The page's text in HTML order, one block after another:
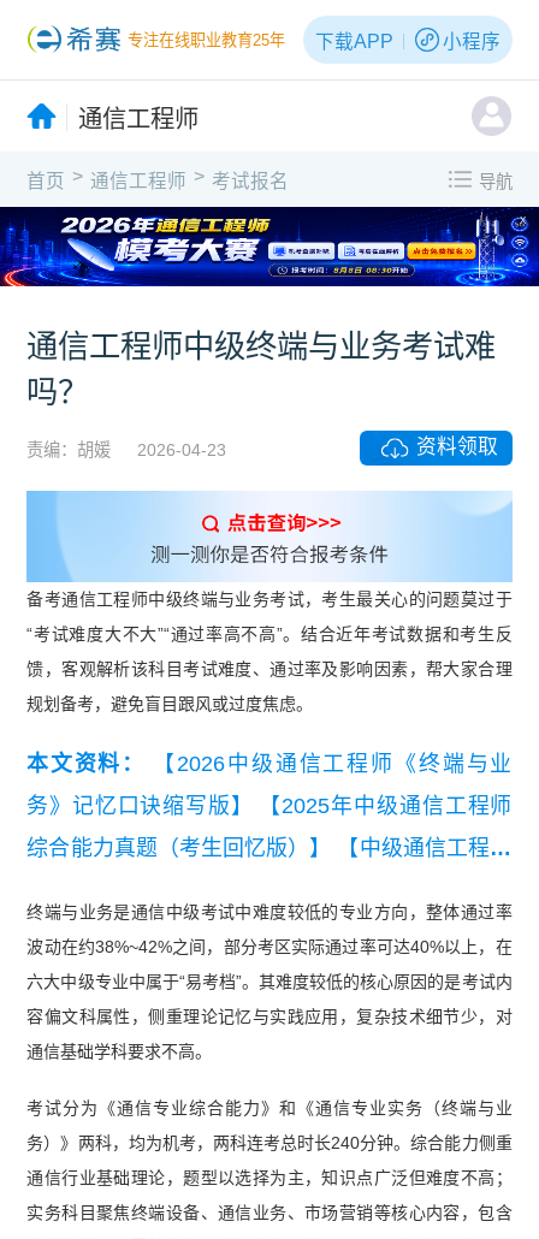
专注在线职业教育25年 下载APP 小程序
通信工程师
首页 > 通信工程师 > 考试报名 导航
X
通信工程师中级终端与业务考试难
吗？
责编：胡媛 2026-04-23 资料领取
备考通信工程师中级终端与业务考试，考生最关心的问题莫过于
“考试难度大不大”“通过率高不高”。结合近年考试数据和考生反
馈，客观解析该科目考试难度、通过率及影响因素，帮大家合理
规划备考，避免盲目跟风或过度焦虑。
本文资料：
【2026中级通信工程师《终端与业
务》记忆口诀缩写版】
【2025年中级通信工程师
综合能力真题（考生回忆版）】
【中级通信工程师
程师终端与业务知识点集锦】
【2026年中级通信
工程师综合能力知识点集锦】 【2025年中级通信
工程师终端与业务填空版背诵本】 【中级通信工程
师综合能力冲刺知识点】
终端与业务是通信中级考试中难度较低的专业方向，整体通过率
波动在约38%~42%之间，部分考区实际通过率可达40%以上，在
六大中级专业中属于“易考档”。其难度较低的核心原因的是考试内
容偏文科属性，侧重理论记忆与实践应用，复杂技术细节少，对
通信基础学科要求不高。
考试分为《通信专业综合能力》和《通信专业实务（终端与业
务）》两科，均为机考，两科连考总时长240分钟。综合能力侧重
通信行业基础理论，题型以选择为主，知识点广泛但难度不高；
实务科目聚焦终端设备、通信业务、市场营销等核心内容，包含